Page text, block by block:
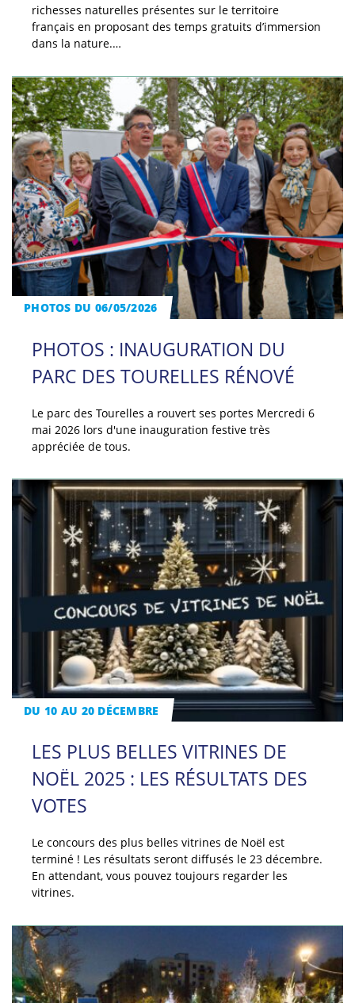
richesses naturelles présentes sur le territoire
français en proposant des temps gratuits d’immersion
dans la nature.…
PHOTOS DU 06/05/2026
PHOTOS : INAUGURATION DU
PARC DES TOURELLES RÉNOVÉ
Le parc des Tourelles a rouvert ses portes Mercredi 6
mai 2026 lors d'une inauguration festive très
appréciée de tous.
DU 10 AU 20 DÉCEMBRE
LES PLUS BELLES VITRINES DE
NOËL 2025 : LES RÉSULTATS DES
VOTES
Le concours des plus belles vitrines de Noël est
terminé ! Les résultats seront diffusés le 23 décembre.
En attendant, vous pouvez toujours regarder les
vitrines.